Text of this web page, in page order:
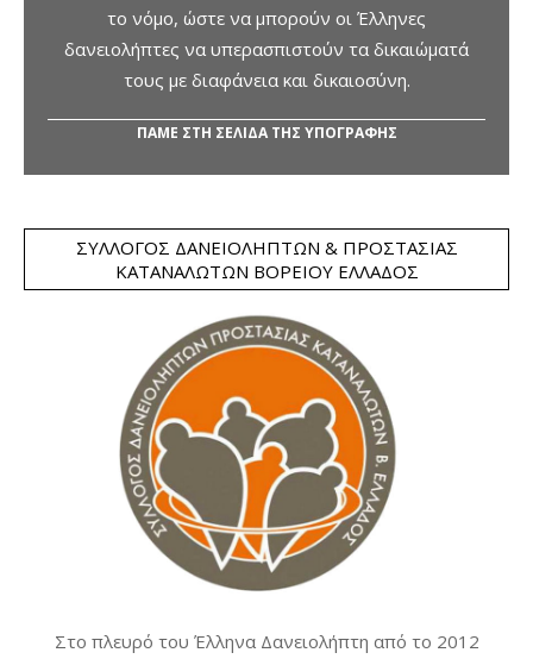
το νόμο, ώστε να μπορούν οι Έλληνες
δανειολήπτες να υπερασπιστούν τα δικαιώματά
τους με διαφάνεια και δικαιοσύνη.
ΠΑΜΕ ΣΤΗ ΣΕΛΙΔΑ ΤΗΣ ΥΠΟΓΡΑΦΗΣ
ΣΎΛΛΟΓΟΣ ΔΑΝΕΙΟΛΗΠΤΏΝ & ΠΡΟΣΤΑΣΊΑΣ
ΚΑΤΑΝΑΛΩΤΏΝ ΒΟΡΕΊΟΥ ΕΛΛΆΔΟΣ
Στο πλευρό του Έλληνα Δανειολήπτη από το 2012